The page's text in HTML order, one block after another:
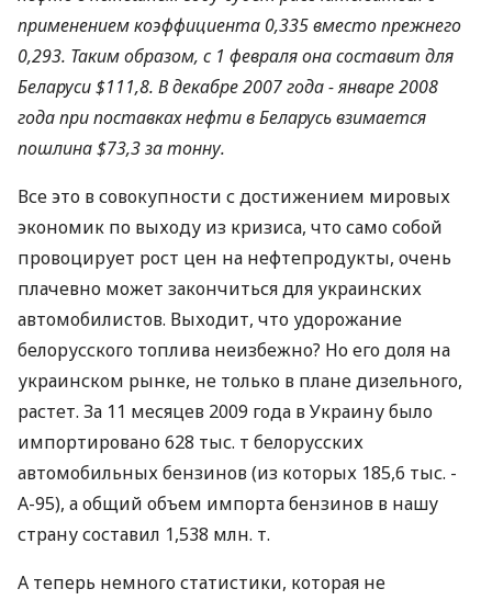
применением коэффициента 0,335 вместо прежнего
0,293. Таким образом, с 1 февраля она составит для
Беларуси $111,8. В декабре 2007 года - январе 2008
года при поставках нефти в Беларусь взимается
пошлина $73,3 за тонну.
Все это в совокупности с достижением мировых
экономик по выходу из кризиса, что само собой
провоцирует рост цен на нефтепродукты, очень
плачевно может закончиться для украинских
автомобилистов. Выходит, что удорожание
белорусского топлива неизбежно? Но его доля на
украинском рынке, не только в плане дизельного,
растет. За 11 месяцев 2009 года в Украину было
импортировано 628 тыс. т белорусских
автомобильных бензинов (из которых 185,6 тыс. -
А-95), а общий объем импорта бензинов в нашу
страну составил 1,538 млн. т.
А теперь немного статистики, которая не